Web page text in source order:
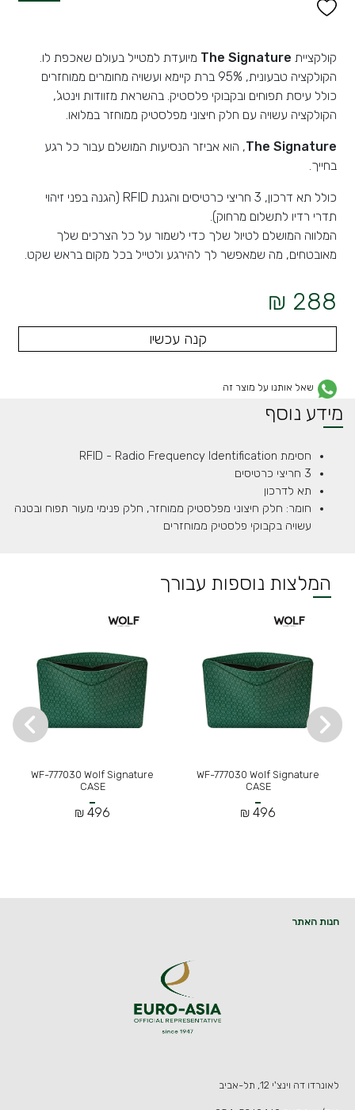
קולקציית The Signature מיועדת למטייל בעולם שאכפת לו.
הקולקציה טבעונית, 95% ברת קיימא ועשויה מחומרים ממוחזרים
כולל עיסת תפוחים ובקבוקי פלסטיק. בהשראת מזוודות וינטג',
הקולקציה עשויה עם חלק חיצוני מפלסטיק ממוחזר במלואו.
The Signature, הוא אביזר הנסיעות המושלם עבור כל רגע
בחייך.
כולל תא דרכון, 3 חריצי כרטיסים והגנת RFID (הגנה בפני זיהוי
תדרי רדיו לתשלום מרחוק).
המלווה המושלם לטיול שלך כדי לשמור על כל הצרכים שלך
מאובטחים, מה שמאפשר לך להירגע ולטייל בכל מקום בראש שקט.
288 ₪
קנה עכשיו
שאל אותנו על מוצר זה
מידע נוסף
חסימת RFID - Radio Frequency Identification
3 חריצי כרטיסים
תא לדרכון
חומר: חלק חיצוני מפלסטיק ממוחזר, חלק פנימי מעור תפוח ובטנה
עשויה בקבוקי פלסטיק ממוחזרים
המלצות נוספות עבורך
WF-777030 Wolf Signature
CASE
496 ₪
WF-777030 Wolf Signature
CASE
496 ₪
חנות האתר
לאונרדו דה וינצ'י 12, תל-אביב